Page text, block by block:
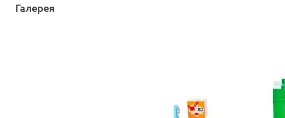
Размер коробки 47,5х7х32 см
Галерея